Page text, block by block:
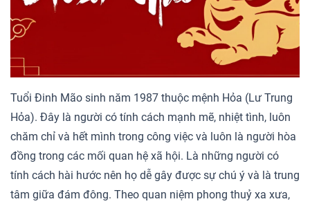
Tuổi Đinh Mão sinh năm 1987 thuộc mệnh Hỏa (Lư Trung
Hỏa). Đây là người có tính cách mạnh mẽ, nhiệt tình, luôn
chăm chỉ và hết mình trong công việc và luôn là người hòa
đồng trong các mối quan hệ xã hội. Là những người có
tính cách hài hước nên họ dễ gây được sự chú ý và là trung
tâm giữa đám đông. Theo quan niệm phong thuỷ xa xưa,